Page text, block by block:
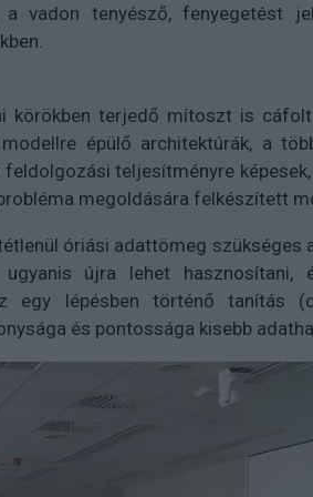
vadon tenyésző, fenyegetést
körökben terjedő mítoszt is
épülő architektúrák, a
teljesítményre
megoldására felkészített
óriási adattömeg szükséges
újra lehet hasznosítani,
egy lépésben történő tanítás
és pontossága kisebb